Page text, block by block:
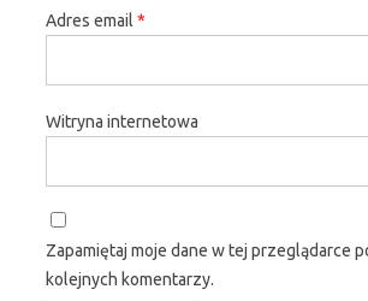
Adres email *
Witryna internetowa
Zapamiętaj moje dane w tej przeglądarce
kolejnych komentarzy.